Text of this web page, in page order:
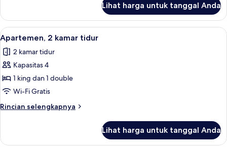
Apartemen,
kamar
tidur
Lihat harga untuk tanggal Anda
Lihat
semua
foto
untuk
Apartemen,
2
kamar
tidur
Apartemen, 2 kamar tidur | Area
13
Apartemen, 2 kamar tidur
2 kamar tidur
Kapasitas 4
1 king dan 1 double
Wi-Fi Gratis
Rincian selengkapnya
Rincian
Apartemen,
Lihat harga untuk tanggal Anda